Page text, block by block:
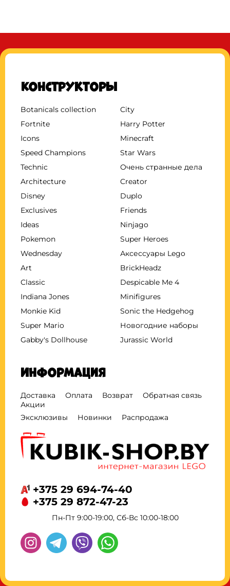
Конструкторы
Botanicals collection
City
Fortnite
Harry Potter
Icons
Minecraft
Speed Champions
Star Wars
Technic
Очень странные дела
Architecture
Creator
Disney
Duplo
Exclusives
Friends
Ideas
Ninjago
Pokemon
Super Heroes
Wednesday
Аксессуары Lego
Art
BrickHeadz
Classic
Despicable Me 4
Indiana Jones
Minifigures
Monkie Kid
Sonic the Hedgehog
Super Mario
Новогодние наборы
Gabby's Dollhouse
Jurassic World
Информация
Доставка Оплата Возврат
Обратная связь
Акции
Эксклюзивы
Новинки Распродажа
+375 29 694-74-40
+375 29 872-47-23
Пн-Пт 9:00-19:00, Сб-Вс 10:00-18:00